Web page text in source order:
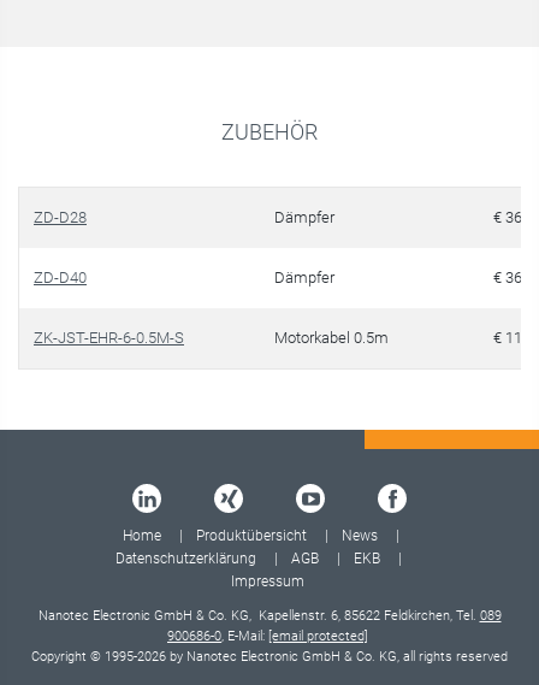
ZUBEHÖR
ZD-D28 Dämpfer €
ZD-D40 Dämpfer €
ZK-JST-EHR-6-0.5M-S Motorkabel 0.5m €
Home Produktübersicht
News
Datenschutzerklärung
AGB
EKB
Impressum
Nanotec Electronic GmbH & Co. KG, Kapellenstr. 6, 85622 Feldkirchen, Tel. 089
900686-0, E-Mail: [email protected]
Copyright © 1995-2026 by Nanotec Electronic GmbH & Co. KG, all rights reserved